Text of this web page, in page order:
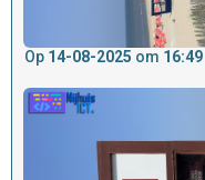
Op 14-08-2025 om 16:49